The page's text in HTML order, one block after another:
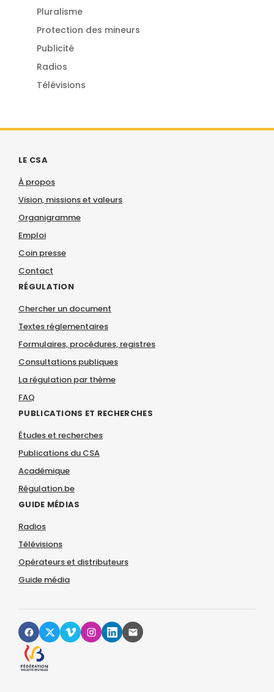
Pluralisme
Protection des mineurs
Publicité
Radios
Télévisions
LE CSA
À propos
Vision, missions et valeurs
Organigramme
Emploi
Coin presse
Contact
RÉGULATION
Chercher un document
Textes réglementaires
Formulaires, procédures, registres
Consultations publiques
La régulation par thème
FAQ
PUBLICATIONS ET RECHERCHES
Études et recherches
Publications du CSA
Académique
Régulation.be
GUIDE MÉDIAS
Radios
Télévisions
Opérateurs et distributeurs
Guide média